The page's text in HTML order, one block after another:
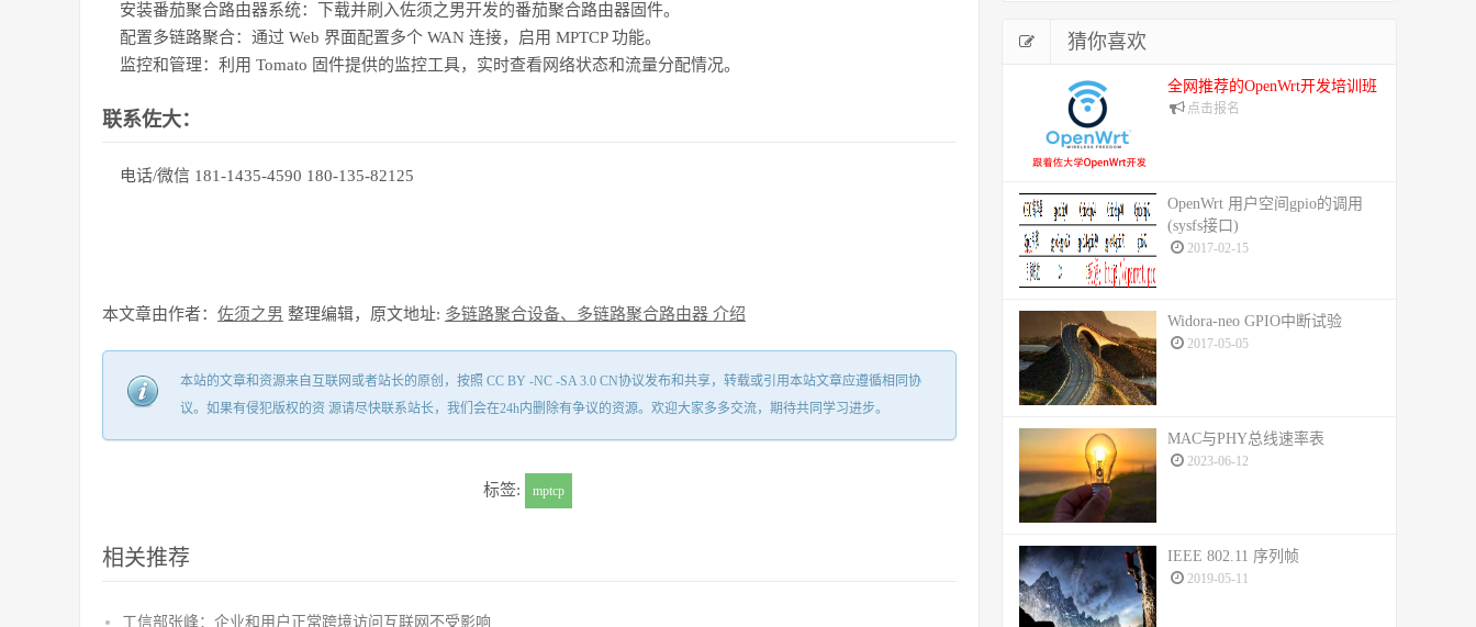
安装番茄聚合路由器系统：下载并刷入佐须之男开发的番茄聚合路由器固件。
配置多链路聚合：通过 Web 界面配置多个 WAN 连接，启用 MPTCP 功能。
监控和管理：利用 Tomato 固件提供的监控工具，实时查看网络状态和流量分配情况。
联系佐大：
电话/微信 181-1435-4590 180-135-82125
本文章由作者： 佐须之男 整理编辑，原文地址: 多链路聚合设备、多链路聚合路由器 介绍
本站的文章和资源来自互联网或者站长的原创，按照 CC BY -NC -SA 3.0 CN协议发布和共享，转载或引用本站文章应遵循相同协
议。如果有侵犯版权的资 源请尽快联系站长，我们会在24h内删除有争议的资源。欢迎大家多多交流，期待共同学习进步。
标签: mptcp
相关推荐
工信部张峰：企业和用户正常跨境访问互联网不受影响
猜你喜欢
全网推荐的OpenWrt开发培训班
点击报名
OpenWrt 用户空间gpio的调用
(sysfs接口)
2017-02-15
Widora-neo GPIO中断试验
2017-05-05
MAC与PHY总线速率表
2023-06-12
IEEE 802.11 序列帧
2019-05-11